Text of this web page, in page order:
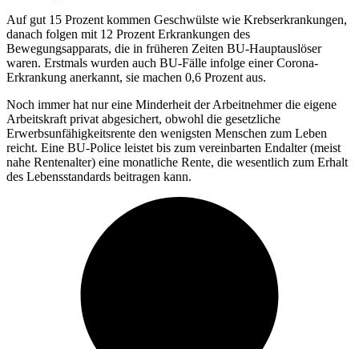
Auf gut 15 Prozent kommen Geschwülste wie Krebserkrankungen,
danach folgen mit 12 Prozent Erkrankungen des
Bewegungsapparats, die in früheren Zeiten BU-Hauptauslöser
waren. Erstmals wurden auch BU-Fälle infolge einer Corona-
Erkrankung anerkannt, sie machen 0,6 Prozent aus.
Noch immer hat nur eine Minderheit der Arbeitnehmer die eigene
Arbeitskraft privat abgesichert, obwohl die gesetzliche
Erwerbsunfähigkeitsrente den wenigsten Menschen zum Leben
reicht. Eine BU-Police leistet bis zum vereinbarten Endalter (meist
nahe Rentenalter) eine monatliche Rente, die wesentlich zum Erhalt
des Lebensstandards beitragen kann.